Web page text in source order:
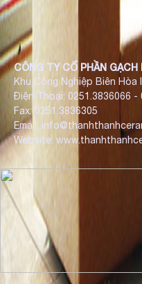
CÔNG TY CỔ PHẦN GẠCH
Khu Công Nghiệp Biên Hòa
Điện Thoại: 0251.3836066 -
Fax: 0251.3836305
Email:
Website: